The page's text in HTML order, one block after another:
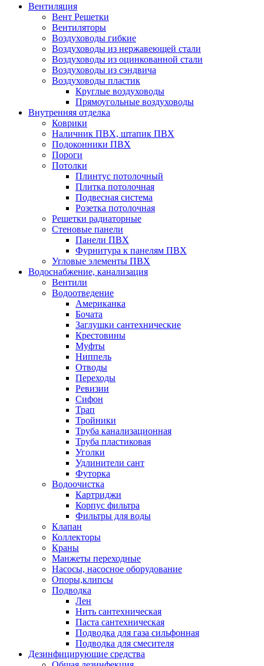
Вентиляция
Вент Решетки
Вентиляторы
Воздуховоды гибкие
Воздуховоды из нержавеющей стали
Воздуховоды из оцинкованной стали
Воздуховоды из сэндвича
Воздуховоды пластик
Круглые воздуховоды
Прямоугольные воздуховоды
Внутренняя отделка
Коврики
Наличник ПВХ, штапик ПВХ
Подоконники ПВХ
Пороги
Потолки
Плинтус потолочный
Плитка потолочная
Подвесная система
Розетка потолочная
Решетки радиаторные
Стеновые панели
Панели ПВХ
Фурнитура к панелям ПВХ
Угловые элементы ПВХ
Водоснабжение, канализация
Вентили
Водоотведение
Американка
Бочата
Заглушки сантехнические
Крестовины
Муфты
Ниппель
Отводы
Переходы
Ревизии
Сифон
Трап
Тройники
Труба канализационная
Труба пластиковая
Уголки
Удлинители сант
Футорка
Водоочистка
Картриджи
Корпус фильтра
Фильтры для воды
Клапан
Коллекторы
Краны
Манжеты переходные
Насосы, насосное оборудование
Опоры,клипсы
Подводка
Лен
Нить сантехническая
Паста сантехническая
Подводка для газа сильфонная
Подводка для смесителя
Дезинфицирующие средства